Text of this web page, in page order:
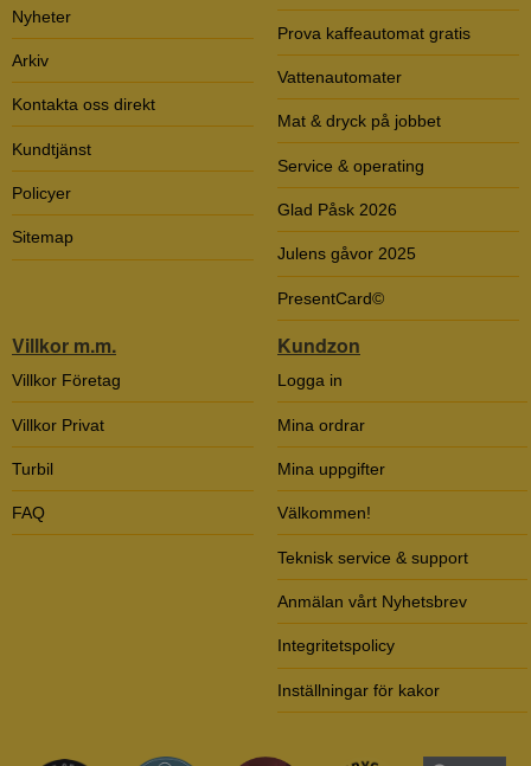
Nyheter
Arkiv
Kontakta oss direkt
Kundtjänst
Policyer
Sitemap
Prova kaffeautomat gratis
Vattenautomater
Mat & dryck på jobbet
Service & operating
Glad Påsk 2026
Julens gåvor 2025
PresentCard©
Villkor m.m.
Villkor Företag
Villkor Privat
Turbil
FAQ
Kundzon
Logga in
Mina ordrar
Mina uppgifter
Välkommen!
Teknisk service & support
Anmälan vårt Nyhetsbrev
Integritetspolicy
Inställningar för kakor